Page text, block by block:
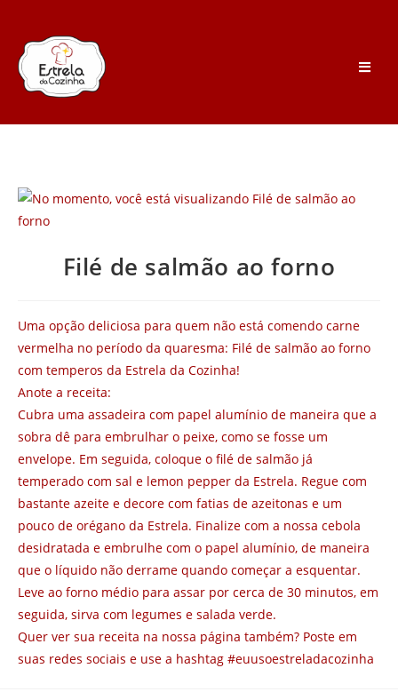
Filé de salmão ao forno
Uma opção deliciosa para quem não está comendo carne
vermelha no período da quaresma: Filé de salmão ao forno
com temperos da Estrela da Cozinha!
Anote a receita:
Cubra uma assadeira com papel alumínio de maneira que a
sobra dê para embrulhar o peixe, como se fosse um
envelope. Em seguida, coloque o filé de salmão já
temperado com sal e lemon pepper da Estrela. Regue com
bastante azeite e decore com fatias de azeitonas e um
pouco de orégano da Estrela. Finalize com a nossa cebola
desidratada e embrulhe com o papel alumínio, de maneira
que o líquido não derrame quando começar a esquentar.
Leve ao forno médio para assar por cerca de 30 minutos, em
seguida, sirva com legumes e salada verde.
Quer ver sua receita na nossa página também? Poste em
suas redes sociais e use a hashtag #euusoestreladacozinha